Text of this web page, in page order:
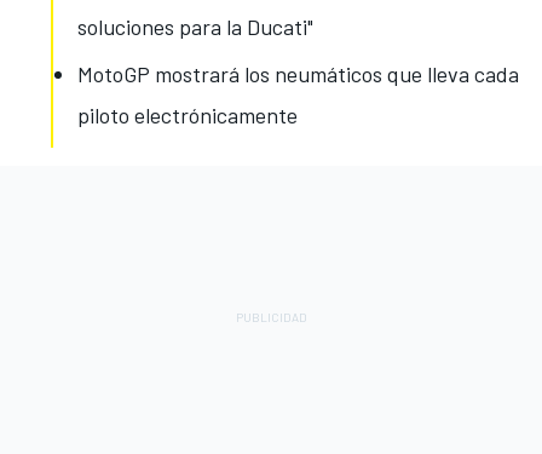
soluciones para la Ducati"
MotoGP mostrará los neumáticos que lleva cada
piloto electrónicamente